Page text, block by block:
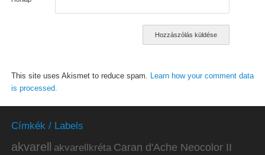
This site uses Akismet to reduce spam. Learn how your comment data
is processed.
Címkék / Labels
akvarell akvarellkréta Caran d'Ache Neocolor II